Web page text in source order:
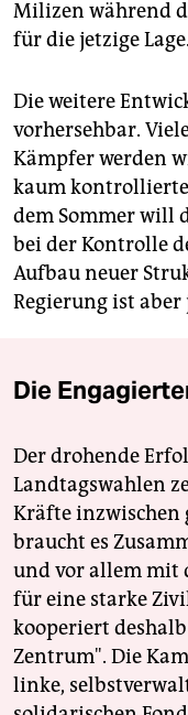
Milizen während
für die jetzige Lage.
Die weitere
vorhersehbar.
Kämpfer werden
kaum kontrollierte
dem Sommer will
bei der Kontrolle
Aufbau neuer
Regierung ist
Die
Der drohende
Landtagswahlen
Kräfte inzwischen
braucht es
und vor allem mit
für eine starke
kooperiert
Zentrum". Die
linke,